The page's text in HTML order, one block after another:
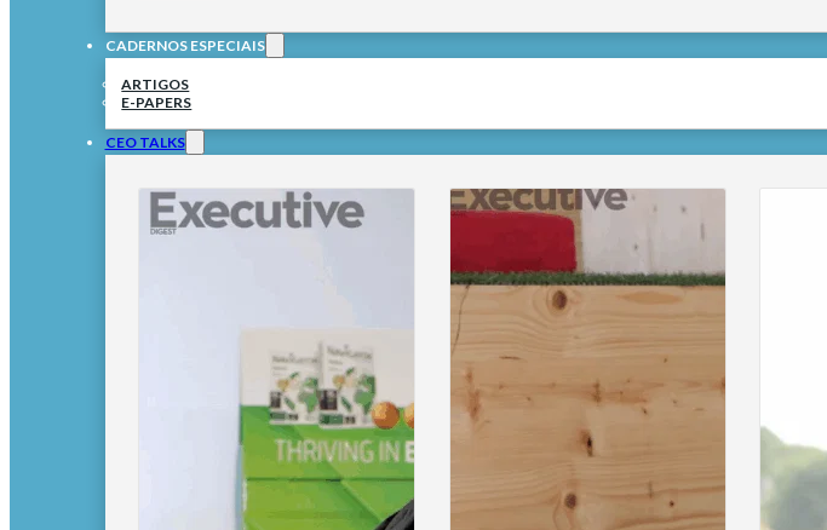
CADERNOS ESPECIAIS
ARTIGOS
E-PAPERS
CEO TALKS